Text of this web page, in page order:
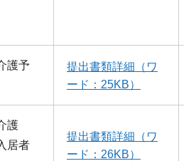
護予
提出書類詳細（ワ
ード：25KB）
護
居者
提出書類詳細（ワ
ード：26KB）